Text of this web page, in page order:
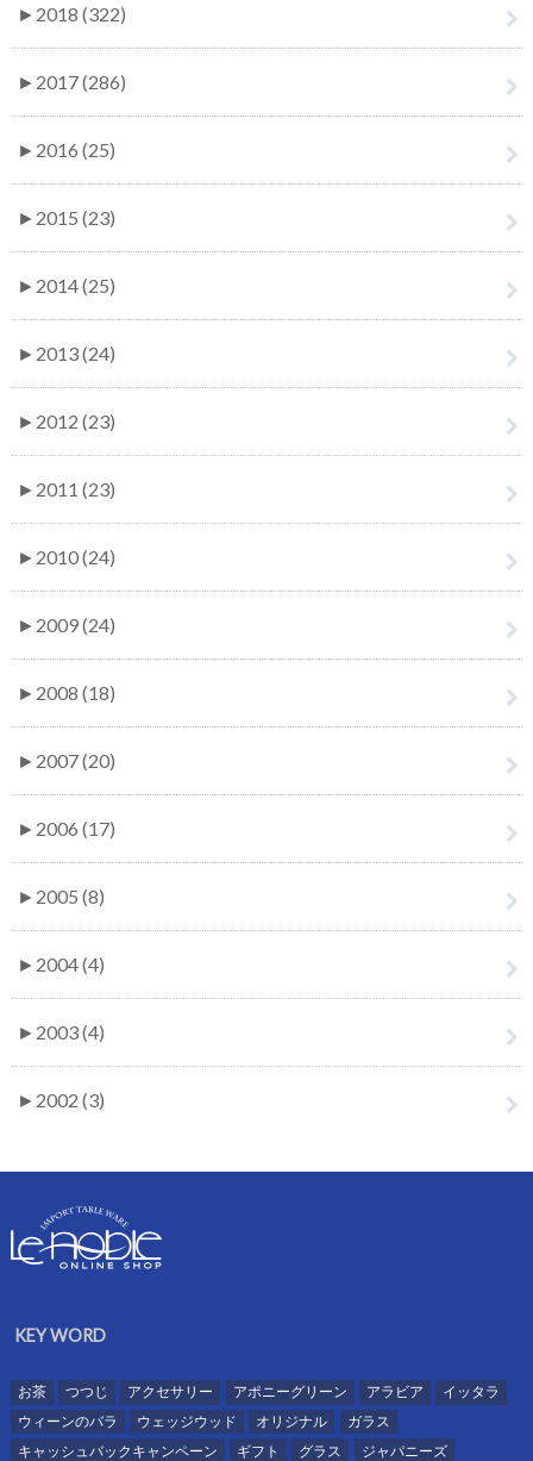
► 2018 (322)
► 2017 (286)
► 2016 (25)
► 2015 (23)
► 2014 (25)
► 2013 (24)
► 2012 (23)
► 2011 (23)
► 2010 (24)
► 2009 (24)
► 2008 (18)
► 2007 (20)
► 2006 (17)
► 2005 (8)
► 2004 (4)
► 2003 (4)
► 2002 (3)
KEY WORD
お茶 つつじ アクセサリー アポニーグリーン アラビア
イッタラ
ウィーンのバラ
ウェッジウッド オリジナル
ガラス
キャッシュバックキャンペーン
ギフト グラス
ジャパニーズ